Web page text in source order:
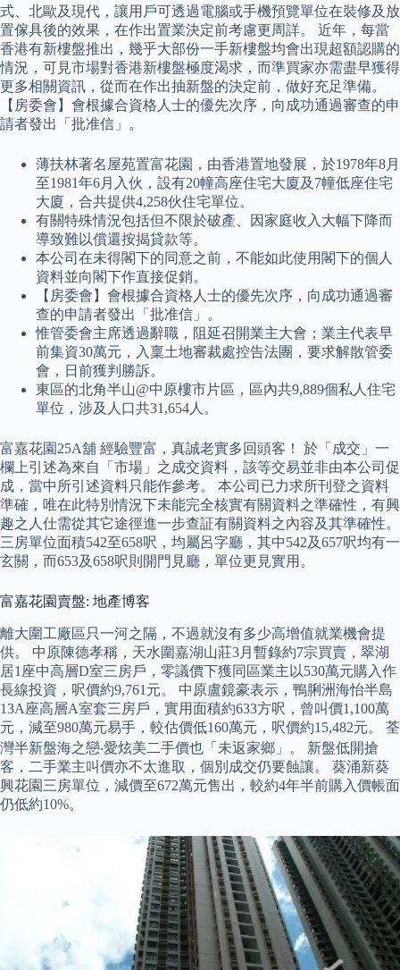
式、北歐及現代，讓用戶可透過電腦或手機預覽單位在裝修及放
置傢具後的效果，在作出置業決定前考慮更周詳。 近年，每當
香港有新樓盤推出，幾乎大部份一手新樓盤均會出現超額認購的
情況，可見市場對香港新樓盤極度渴求，而準買家亦需盡早獲得
更多相關資訊，從而在作出抽新盤的決定前，做好充足準備。
【房委會】會根據合資格人士的優先次序，向成功通過審查的申
請者發出「批准信」。
薄扶林著名屋苑置富花園，由香港置地發展，於1978年8月
至1981年6月入伙，設有20幢高座住宅大廈及7幢低座住宅
大廈，合共提供4,258伙住宅單位。
有關特殊情況包括但不限於破產、因家庭收入大幅下降而
導致難以償還按揭貸款等。
本公司在未得閣下的同意之前，不能如此使用閣下的個人
資料並向閣下作直接促銷。
【房委會】會根據合資格人士的優先次序，向成功通過審
查的申請者發出「批准信」。
惟管委會主席透過辭職，阻延召開業主大會；業主代表早
前集資30萬元，入稟土地審裁處控告法團，要求解散管委
會，日前獲判勝訴。
東區的北角半山@中原樓市片區，區內共9,889個私人住宅
單位，涉及人口共31,654人。
富嘉花園25A舖 經驗豐富，真誠老實多回頭客！ 於「成交」一
欄上引述為來自「市場」之成交資料，該等交易並非由本公司促
成，當中所引述資料只能作參考。 本公司已力求所刊登之資料
準確，唯在此特別情況下未能完全核實有關資料之準確性，有興
趣之人仕需從其它途徑進一步查証有關資料之內容及其準確性。
三房單位面積542至658呎，均屬呂字廳，其中542及657呎均有一
玄關，而653及658呎則開門見廳，單位更見實用。
富嘉花園賣盤: 地產博客
離大圍工廠區只一河之隔，不過就沒有多少高增值就業機會提
供。 中原陳德孝稱，天水圍嘉湖山莊3月暫錄約7宗買賣，翠湖
居1座中高層D室三房戶，零議價下獲同區業主以530萬元購入作
長線投資，呎價約9,761元。 中原盧鏡豪表示，鴨脷洲海怡半島
13A座高層A室套三房戶，實用面積約633方呎，曾叫價1,100萬
元，減至980萬元易手，較估價低160萬元，呎價約15,482元。 荃
灣半新盤海之戀‧愛炫美二手價也「未返家鄉」。 新盤低開搶
客，二手業主叫價亦不太進取，個別成交仍要蝕讓。 葵涌新葵
興花園三房單位，減價至672萬元售出，較約4年半前購入價帳面
仍低約10%。